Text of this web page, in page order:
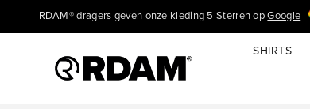
RDAM® dragers geven onze kleding 5 Sterren opGoogle
SHIRTS